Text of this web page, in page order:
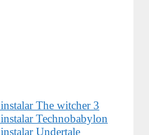
The witcher 3
Technobabylon
Undertale